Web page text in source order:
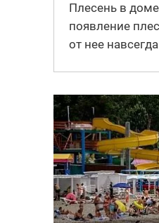
Плесень в
появление
от нее навсегда